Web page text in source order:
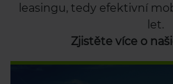
leasingu, tedy efektivní
let.
Zjistěte více o